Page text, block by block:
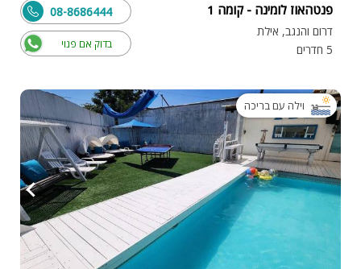
פנטהאוז לומינה - קומה 1
דרום והנגב, אילת
5 חדרים
בדוק אם פנוי
08-8686444
וילה עם בריכה